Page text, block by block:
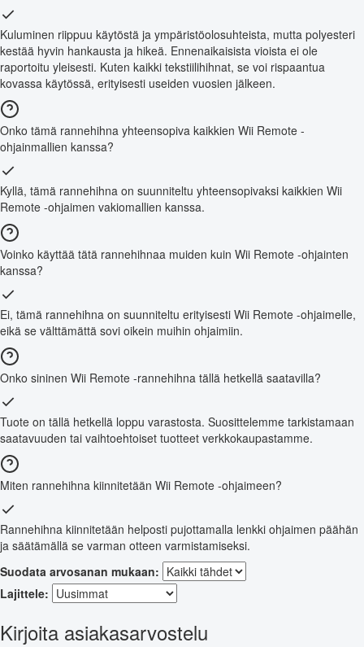
Kuluminen riippuu käytöstä ja ympäristöolosuhteista, mutta polyesteri
kestää hyvin hankausta ja hikeä. Ennenaikaisista vioista ei ole
raportoitu yleisesti. Kuten kaikki tekstiilihihnat, se voi rispaantua
kovassa käytössä, erityisesti useiden vuosien jälkeen.
Onko tämä rannehihna yhteensopiva kaikkien Wii Remote -
ohjainmallien kanssa?
Kyllä, tämä rannehihna on suunniteltu yhteensopivaksi kaikkien Wii
Remote -ohjaimen vakiomallien kanssa.
Voinko käyttää tätä rannehihnaa muiden kuin Wii Remote -ohjainten
kanssa?
Ei, tämä rannehihna on suunniteltu erityisesti Wii Remote -ohjaimelle,
eikä se välttämättä sovi oikein muihin ohjaimiin.
Onko sininen Wii Remote -rannehihna tällä hetkellä saatavilla?
Tuote on tällä hetkellä loppu varastosta. Suosittelemme tarkistamaan
saatavuuden tai vaihtoehtoiset tuotteet verkkokaupastamme.
Miten rannehihna kiinnitetään Wii Remote -ohjaimeen?
Rannehihna kiinnitetään helposti pujottamalla lenkki ohjaimen päähän
ja säätämällä se varman otteen varmistamiseksi.
Suodata arvosanan mukaan:
Lajittele:
Kirjoita asiakasarvostelu